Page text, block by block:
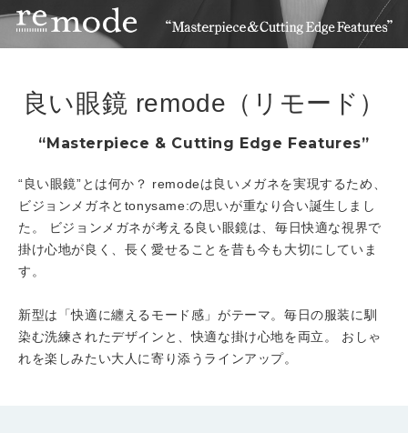
良い眼鏡 remode（リモード）
“Masterpiece & Cutting Edge Features”
“良い眼鏡”とは何か？ remodeは良いメガネを実現するため、
ビジョンメガネとtonysame:の思いが重なり合い誕生しまし
た。
ビジョンメガネが考える良い眼鏡は、毎日快適な視界で
掛け心地が良く、長く愛せることを昔も今も大切にしていま
す。
新型は「快適に纏えるモード感」がテーマ。毎日の服装に馴
染む洗練されたデザインと、快適な掛け心地を両立。
おしゃ
れを楽しみたい大人に寄り添うラインアップ。